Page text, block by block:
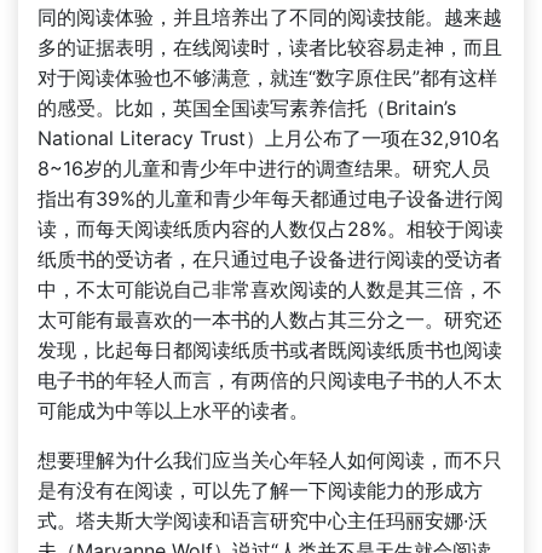
同的阅读体验，并且培养出了不同的阅读技能。越来越
多的证据表明，在线阅读时，读者比较容易走神，而且
对于阅读体验也不够满意，就连“数字原住民”都有这样
的感受。比如，英国全国读写素养信托（Britain’s
National Literacy Trust）上月公布了一项在32,910名
8~16岁的儿童和青少年中进行的调查结果。研究人员
指出有39%的儿童和青少年每天都通过电子设备进行阅
读，而每天阅读纸质内容的人数仅占28%。相较于阅读
纸质书的受访者，在只通过电子设备进行阅读的受访者
中，不太可能说自己非常喜欢阅读的人数是其三倍，不
太可能有最喜欢的一本书的人数占其三分之一。研究还
发现，比起每日都阅读纸质书或者既阅读纸质书也阅读
电子书的年轻人而言，有两倍的只阅读电子书的人不太
可能成为中等以上水平的读者。
想要理解为什么我们应当关心年轻人如何阅读，而不只
是有没有在阅读，可以先了解一下阅读能力的形成方
式。塔夫斯大学阅读和语言研究中心主任玛丽安娜·沃